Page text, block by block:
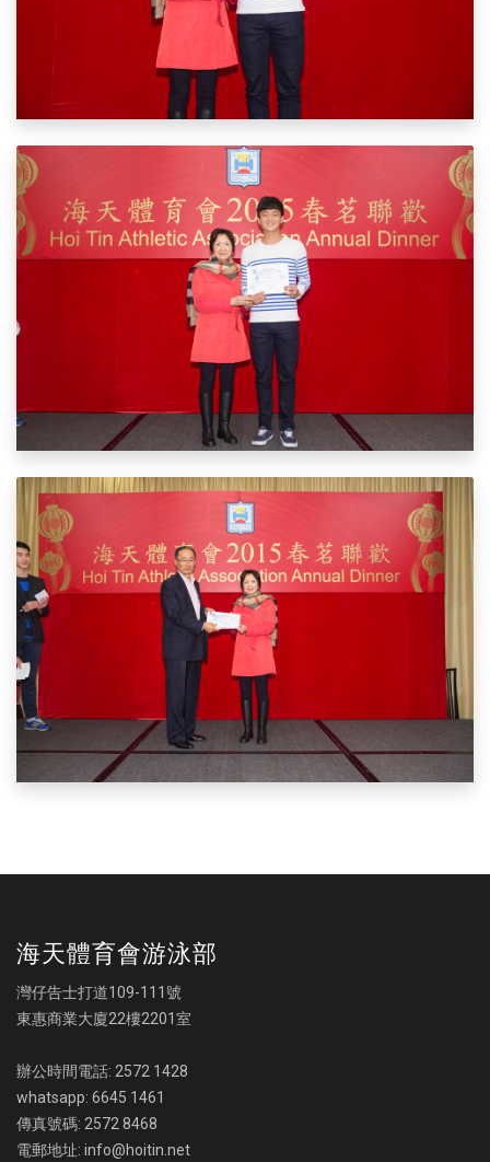
海天體育會游泳部
灣仔告士打道109-111號
東惠商業大廈22樓2201室
辦公時間電話: 2572 1428
whatsapp: 6645 1461
傳真號碼: 2572 8468
電郵地址: info@hoitin.net